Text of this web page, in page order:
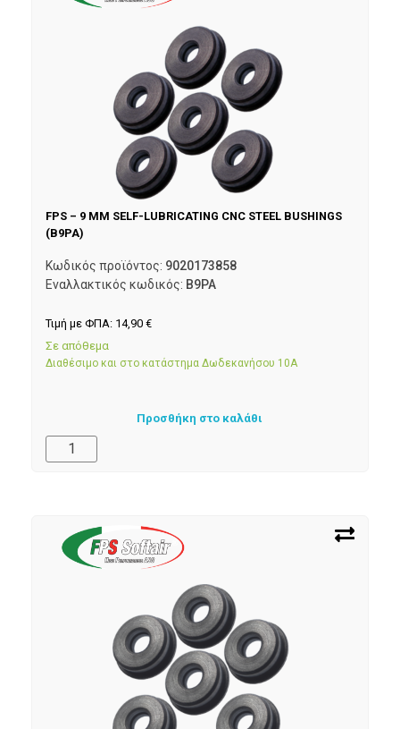
FPS – 9 MM SELF-LUBRICATING CNC STEEL BUSHINGS
(B9PA)
Κωδικός προϊόντος: 9020173858
Εναλλακτικός κωδικός: B9PA
Τιμή με ΦΠΑ: 14,90 €
Σε απόθεμα
Διαθέσιμο και στο κατάστημα Δωδεκανήσου 10Α
Προσθήκη στο καλάθι